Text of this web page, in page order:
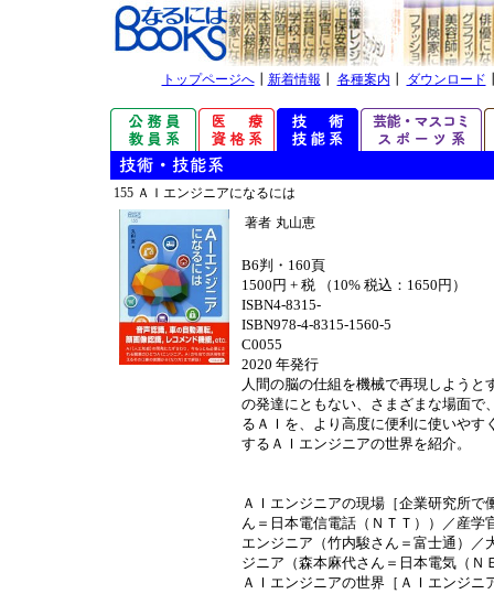
トップページへ┃ 新着情報 各種案内 ダウンロード
155 ＡＩエンジニアになるには
著者 丸山恵
B6判・160頁
1500円 + 税 （10% 税込：1650円）
ISBN4-8315-
ISBN978-4-8315-1560-5
C0055
2020 年発行
人間の脳の仕組を機械で再現しようと
の発達にともない、さまざまな場面で
るＡＩを、より高度に便利に使いやす
するＡＩエンジニアの世界を紹介。
ＡＩエンジニアの現場［企業研究所
ん＝日本電信電話（ＮＴＴ））／産学
エンジニア（竹内駿さん＝富士通）／
ジニア（森本麻代さん＝日本電気（Ｎ
ＡＩエンジニアの世界［ＡＩエンジ